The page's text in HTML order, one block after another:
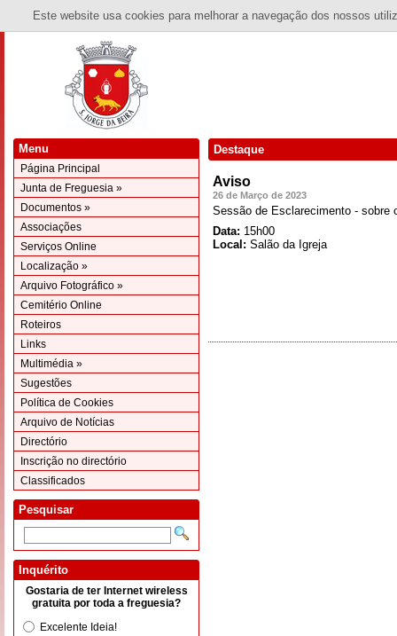
Este website usa cookies para melhorar a navegação dos nossos
Menu
Página Principal
Junta de Freguesia »
Documentos »
Associações
Serviços Online
Localização »
Arquivo Fotográfico »
Cemitério Online
Roteiros
Links
Multimédia »
Sugestões
Política de Cookies
Arquivo de Notícias
Directório
Inscrição no directório
Classificados
Pesquisar
Inquérito
Gostaria de ter Internet wireless
gratuita por toda a freguesia?
Excelente Ideia!
Destaque
Aviso
26 de Março de 2023
Sessão de Esclarecimento - sobre
Data: 15h00
Local: Salão da Igreja